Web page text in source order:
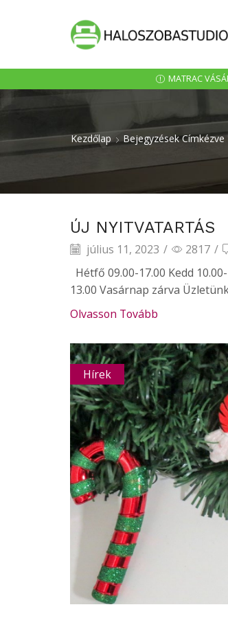
MATRAC
Kezdőlap Bejegyzések
ÚJ NYITVATARTÁS
július 11, 2023 / 2817 /
Hétfő 09.00-17.00 Kedd
13.00 Vasárnap zárva
Olvasson Tovább
Hírek